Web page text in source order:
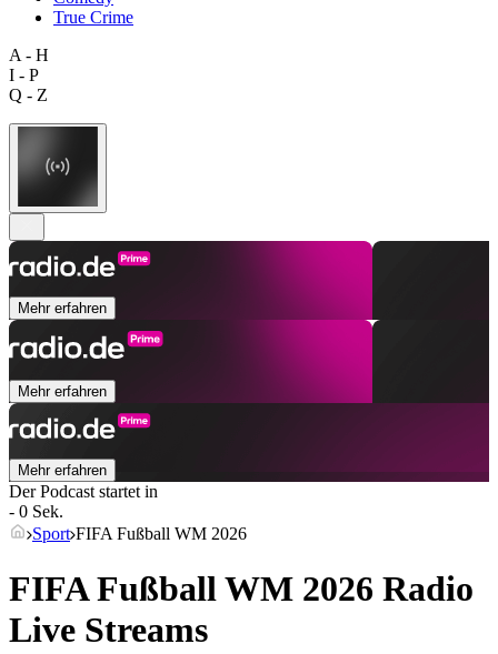
True Crime
A - H
I - P
Q - Z
Mehr erfahren
Mehr erfahren
Mehr erfahren
Der Podcast startet in
- 0 Sek.
Sport FIFA Fußball WM 2026
FIFA Fußball WM 2026 Radio
Live Streams